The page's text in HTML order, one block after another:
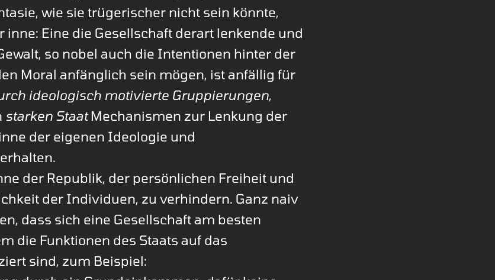
wie sie trügerischer nicht sein könnte,
inne: Eine die Gesellschaft derart lenkende und
so nobel auch die Intentionen hinter der
Moral anfänglich sein mögen, ist anfällig für
ideologisch motivierte Gruppierungen,
starken StaatMechanismen zur Lenkung der
der eigenen Ideologie und
der Republik, der persönlichen Freiheit und
der Individuen, zu verhindern. Ganz naiv
dass sich eine Gesellschaft am besten
die Funktionen des Staats auf das
sind, zum Beispiel: